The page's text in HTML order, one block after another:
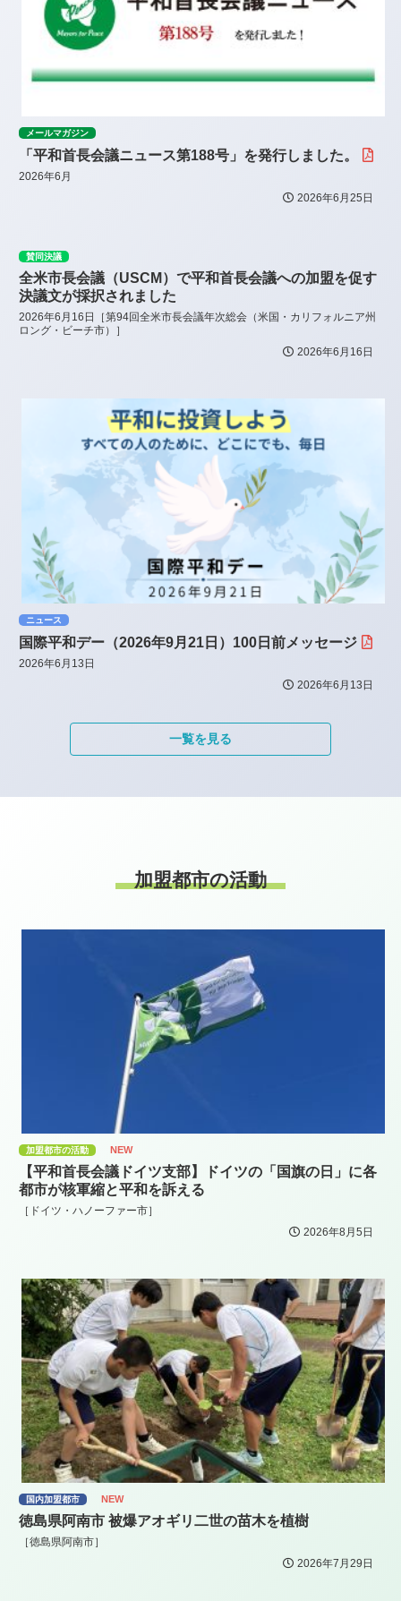
メールマガジン
「平和首長会議ニュース第188号」を発行しました。
2026年6月
2026年6月25日
賛同決議
全米市長会議（USCM）で平和首長会議への加盟を促す
決議文が採択されました
2026年6月16日［第94回全米市長会議年次総会（米国・カリフォルニア州
ロング・ビーチ市）］
2026年6月16日
ニュース
国際平和デー（2026年9月21日）100日前メッセージ
2026年6月13日
2026年6月13日
一覧を見る
加盟都市の活動
加盟都市の活動 NEW
【平和首長会議ドイツ支部】ドイツの「国旗の日」に各
都市が核軍縮と平和を訴える
［ドイツ・ハノーファー市］
2026年8月5日
国内加盟都市 NEW
徳島県阿南市 被爆アオギリ二世の苗木を植樹
［徳島県阿南市］
2026年7月29日